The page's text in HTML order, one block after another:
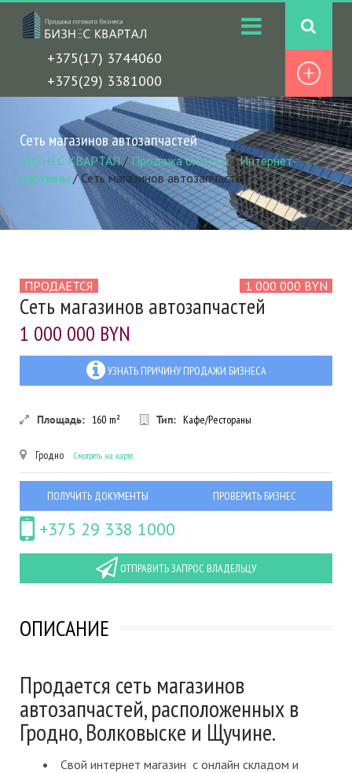
+375(17) 3744060
+375(29) 3381000
Сеть магазинов автозапчастей
БИЗНЕС КВАРТАЛ/Продажа бизнеса/Интернет-
магазины /Сеть магазинов автозапчастей
ПРОДАЕТСЯ 1 000 000 BYN
Сеть магазинов автозапчастей
1 000 000 BYN
УЗНАТЬ ПРИЧИНУ ПРОДАЖИ БИЗНЕСА
Площадь: 160 m² Тип: Кафе/Рестораны
Гродно Смотреть на карте
ПОЛУЧИТЬ ДОКУМЕНТЫ ПРОВЕРИТЬ БИЗНЕС
+375 29 338 1000
ОТПРАВИТЬ ЗАПРОС ВЛАДЕЛЬЦУ
ОПИСАНИЕ
Продается сеть магазинов
автозапчастей, расположенных в
Гродно, Волковыске и Щучине.
Свой интернет магазин с онлайн складом и